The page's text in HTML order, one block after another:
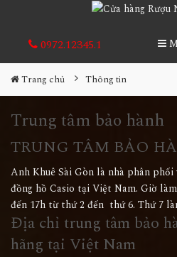
0972.12345.1
Trang chủ Thông tin
Trung tâm bảo hành
TRUNG TÂM BẢO
Anh Khuê Sài Gòn là nhà phân
đồng hồ Casio tại Việt Nam. Giờ
đến 17h từ thứ 2 đến thứ 6. Thứ 7
Địa chỉ trung tâm bảo
hãng tại Việt Nam